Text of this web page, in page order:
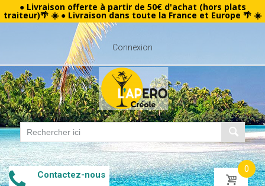
● Livraison offerte à partir de 50€ d'achat (hors plats
traiteur)🌴 ☀️ ● Livraison dans toute la France et Europe 🌴 ☀️
Connexion
Contactez-nous
0